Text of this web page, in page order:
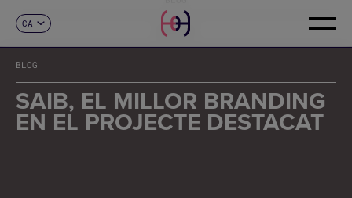
CA
FR
DE
IT
PT
CONTACTE
BLOG
SAIB, EL MILLOR BRANDING
EN EL PROJECTE DESTACAT